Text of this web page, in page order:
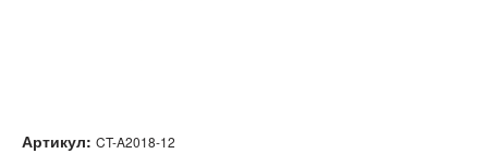
Артикул: CT-A2018-12